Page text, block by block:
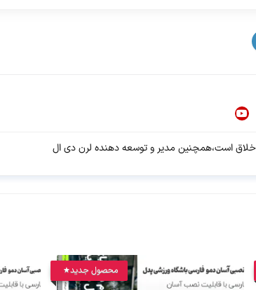
است،همچنین مدیر و توسعه دهنده لرن دی ال
محصول جدید